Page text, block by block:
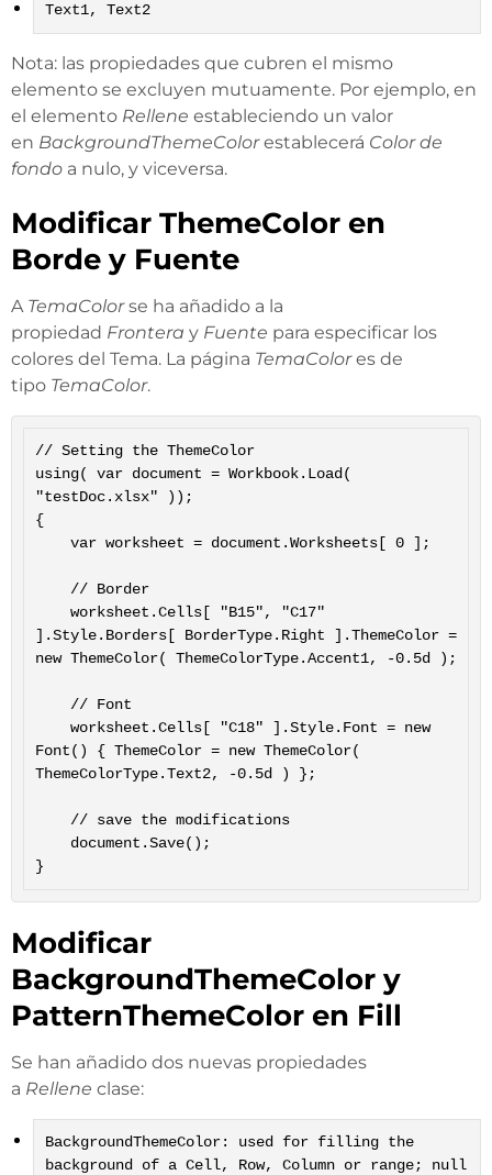
Text1, Text2
Nota: las propiedades que cubren el mismo
elemento se excluyen mutuamente. Por ejemplo, en
el elemento Rellene estableciendo un valor
en BackgroundThemeColorestablecerá Color de
fondo a nulo, y viceversa.
Modificar ThemeColor en
Borde y Fuente
A TemaColorse ha añadido a la
propiedad Frontera y Fuente para especificar los
colores del Tema. La página TemaColores de
tipo TemaColor.
// Setting the ThemeColor
using( var document = Workbook.Load(
"testDoc.xlsx" ));
{
].Style.Borders[ BorderType.Right ].ThemeColor =
new ThemeColor( ThemeColorType.Accent1, -0.5d );
Font() { ThemeColor = new ThemeColor(
ThemeColorType.Text2, -0.5d ) };
Modificar
BackgroundThemeColor y
PatternThemeColor en Fill
Se han añadido dos nuevas propiedades
a Rellene clase:
BackgroundThemeColor: used for filling the
background of a Cell, Row, Column or range; null